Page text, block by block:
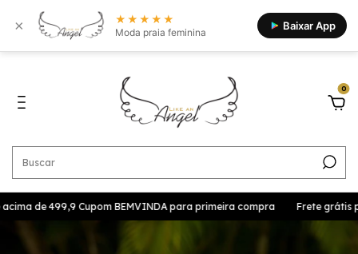
× ★★★★★
Moda praia feminina Baixar App
0
de 499,9 Cupom BEMVINDA para primeira compra Frete grátis